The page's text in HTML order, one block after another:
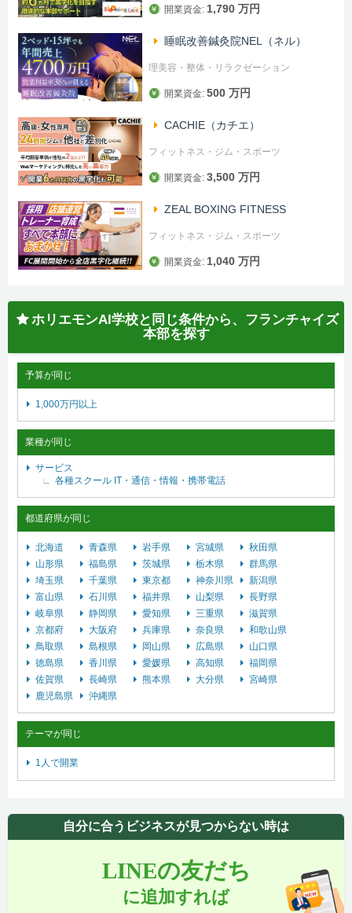
開業資金: 1,790 万円
睡眠改善鍼灸院NEL（ネル）
理美容・整体・リラクゼーション
開業資金: 500 万円
CACHIE（カチエ）
フィットネス・ジム・スポーツ
開業資金: 3,500 万円
ZEAL BOXING FITNESS
フィットネス・ジム・スポーツ
開業資金: 1,040 万円
ホリエモンAI学校と同じ条件から、フランチャイズ
本部を探す
予算が同じ
1,000万円以上
業種が同じ
サービス
各種スクール IT・通信・情報・携帯電話
都道府県が同じ
北海道 青森県 岩手県 宮城県
秋田県
山形県
福島県 茨城県 栃木県
群馬県
埼玉県
千葉県 東京都 神奈川県
新潟県
富山県
石川県 福井県 山梨県
長野県
岐阜県
静岡県 愛知県 三重県
滋賀県
京都府
大阪府 兵庫県 奈良県
和歌山県
鳥取県
島根県 岡山県 広島県
山口県
徳島県
香川県 愛媛県 高知県
福岡県
佐賀県
長崎県 熊本県 大分県
宮崎県
鹿児島県
沖縄県
テーマが同じ
1人で開業
自分に合うビジネスが見つからない時は
LINEの友だち
に追加すれば